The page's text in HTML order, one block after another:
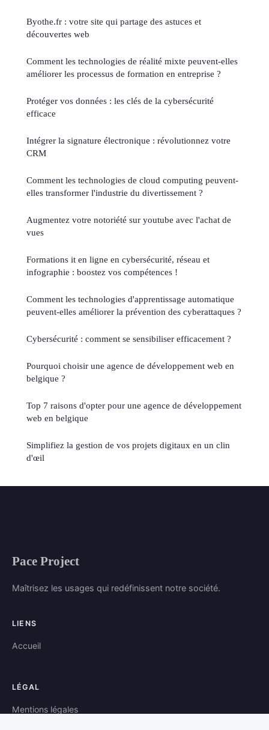
Byothe.fr : votre site qui partage des astuces et
découvertes web
Comment les technologies de réalité mixte peuvent-elles
améliorer les processus de formation en entreprise ?
Protéger vos données : les clés de la cybersécurité
efficace
Intégrer la signature électronique : révolutionnez votre
CRM
Comment les technologies de cloud computing peuvent-
elles transformer l'industrie du divertissement ?
Augmentez votre notoriété sur youtube avec l'achat de
vues
Formations it en ligne en cybersécurité, réseau et
infographie : boostez vos compétences !
Comment les technologies d'apprentissage automatique
peuvent-elles améliorer la prévention des cyberattaques ?
Cybersécurité : comment se sensibiliser efficacement ?
Pourquoi choisir une agence de développement web en
belgique ?
Top 7 raisons d'opter pour une agence de développement
web en belgique
Simplifiez la gestion de vos projets digitaux en un clin
d'œil
Pace Project
Maîtrisez les usages qui redéfinissent notre société.
LIENS
Accueil
LÉGAL
Mentions légales